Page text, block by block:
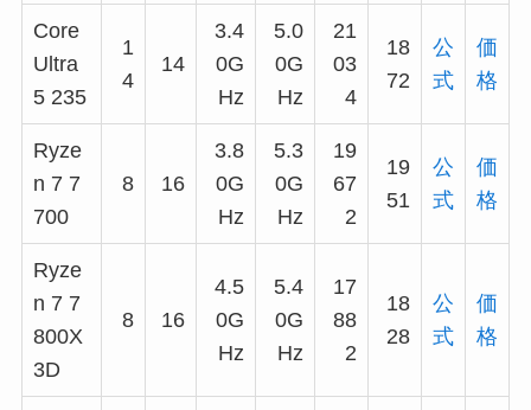
Core
Ultra
5 235
1
4
14
3.4
0G
Hz
5.0
0G
Hz
21
03
4
18
72
公
式
価
格
Ryze
n 7 7
700
8 16
3.8
0G
Hz
5.3
0G
Hz
19
67
2
19
51
公
式
価
格
Ryze
n 7 7
800X
3D
8 16
4.5
0G
Hz
5.4
0G
Hz
17
88
2
18
28
公
式
価
格